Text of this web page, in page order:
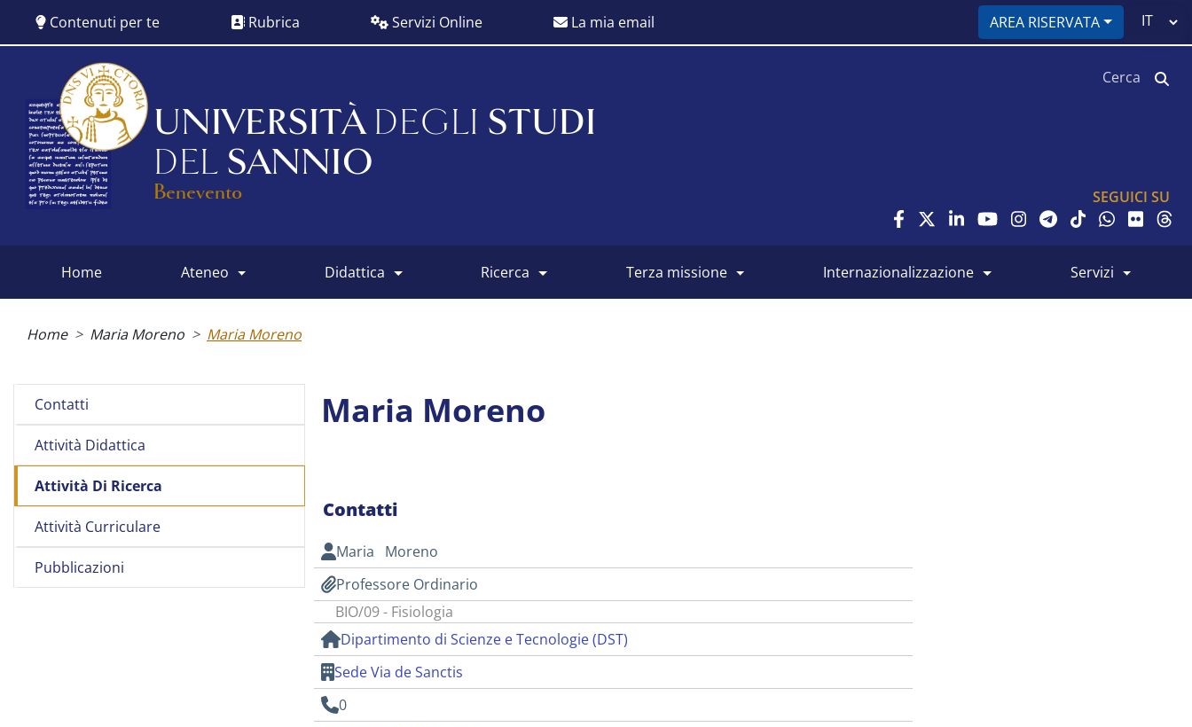
contenuto
Contenuti per te Rubrica Servizi Online La mia email AREA RISERVATA
Select
UNIVERSITÀ DEGLI STUDI
DEL SANNIO
Benevento SEGUICI SU
menu
home ateneo didattica ricerca terza missione internazionalizzazione servizi
Home Maria Moreno Maria Moreno
Contatti
Attività Didattica
Attività Di Ricerca
Attività Curriculare
Pubblicazioni
Maria Moreno
Contatti
Maria Moreno
Professore Ordinario
BIO/09 - Fisiologia
Dipartimento di Scienze e Tecnologie (DST)
Sede Via de Sanctis
0